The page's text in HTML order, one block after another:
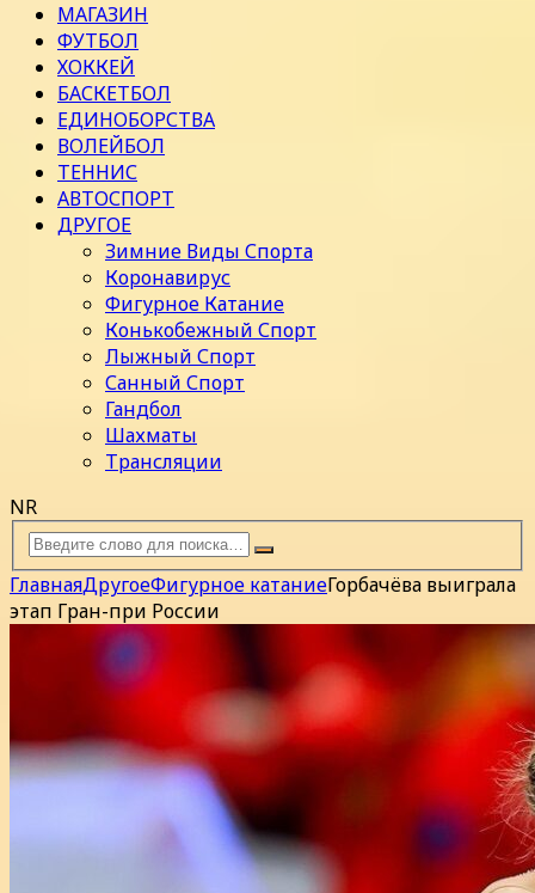
МАГАЗИН
ФУТБОЛ
ХОККЕЙ
БАСКЕТБОЛ
ЕДИНОБОРСТВА
ВОЛЕЙБОЛ
ТЕННИС
АВТОСПОРТ
ДРУГОЕ
Зимние Виды Спорта
Коронавирус
Фигурное Катание
Конькобежный Спорт
Лыжный Спорт
Санный Спорт
Гандбол
Шахматы
Трансляции
NR
ГлавнаяДругоеФигурное катаниеГорбачёва выиграла
этап Гран-при России